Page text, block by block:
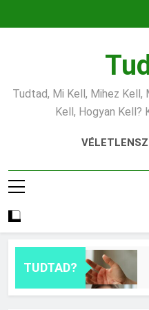
Tudtad, Mi Kell, Mihez
Kell, Hogyan Kell?
TUDTAD?